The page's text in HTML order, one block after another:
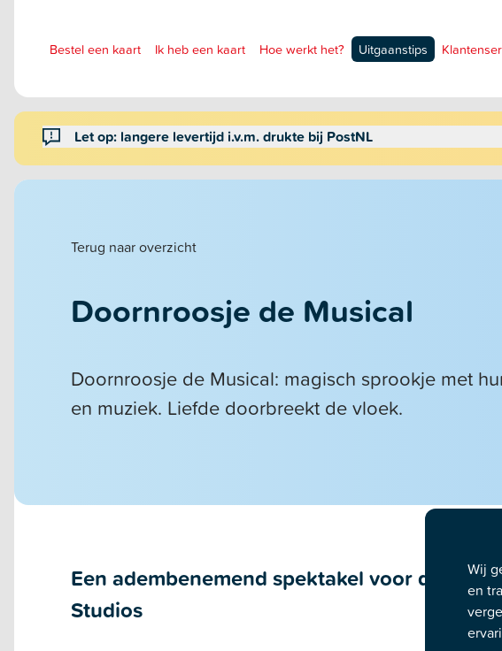
Bestel een kaart Ik heb een kaart Hoe werkt het? Uitgaanstips
Let op: langere levertijd i.v.m. drukte bij PostNL
Terug naar overzicht
Doornroosje de Musical
Doornroosje de Musical: magisch sprookje met
en muziek. Liefde doorbreekt de vloek.
Een adembenemend spektakel voor de hele
Studios
Wij
en